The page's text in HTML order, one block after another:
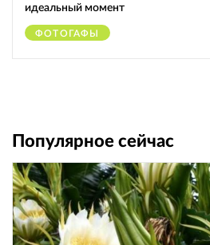
идеальный момент
ФОТОГАФЫ
Популярное сейчас